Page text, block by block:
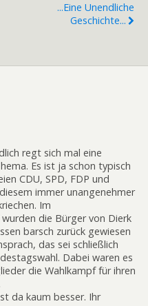
...eine Unendliche
Geschichte...
regt sich mal eine
Es ist ja schon typisch
CDU, SPD, FDP und
immer unangenehmer
Im
die Bürger von Dierk
barsch zurück gewiesen
das sei schließlich
Dabei waren es
die Wahlkampf für ihren
da kaum besser. Ihr